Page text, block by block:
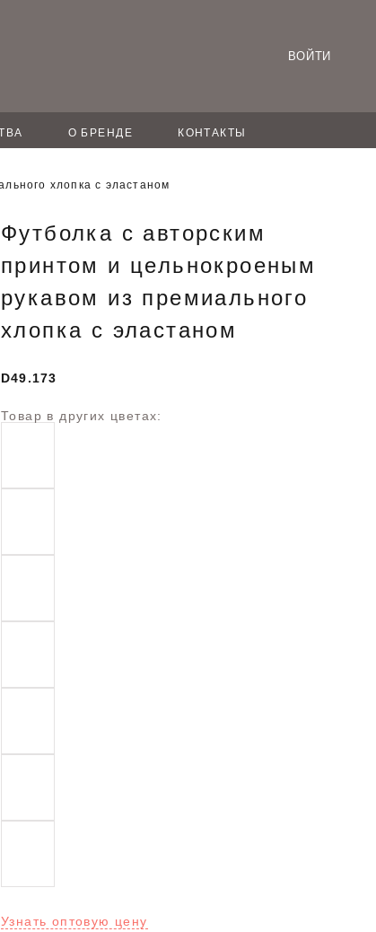
ВОЙТИ
О БРЕНДЕ КОНТАКТЫ
хлопка с эластаном
Футболка с авторским
принтом и цельнокроеным
рукавом из премиального
хлопка с эластаном
D49.173
Товар в других цветах:
Узнать оптовую цену